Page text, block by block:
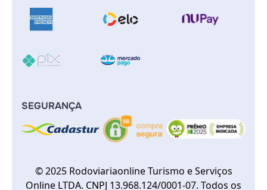
SEGURANÇA
© 2025 Rodoviariaonline Turismo e Serviços
Online LTDA. CNPJ 13.968.124/0001-07. Todos os